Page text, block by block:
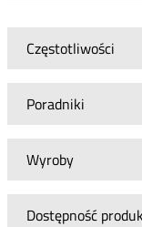
Częstotliwości
Poradniki
Wyroby
Dostępność